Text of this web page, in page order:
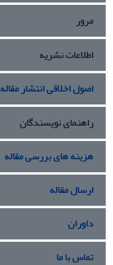
مرور
اطلاعات نشریه
اصول اخلاقی انتشار مقاله
راهنمای نویسندگان
هزینه های بررسی مقاله
ارسال مقاله
داوران
تماس با ما